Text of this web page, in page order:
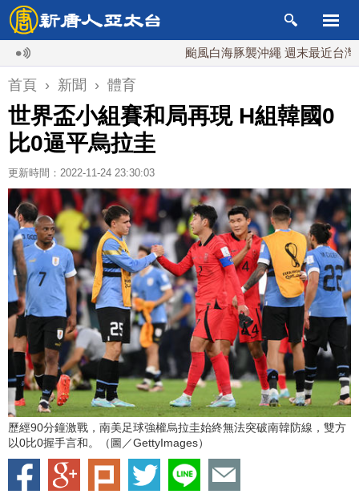
颱風白海豚襲沖繩 週末最近台灣 10日
首頁 › 新聞 › 體育
世界盃小組賽和局再現 H組韓國0
比0逼平烏拉圭
更新時間：2022-11-24 23:30:03
歷經90分鐘激戰，南美足球強權烏拉圭始終無法突破南韓防線，雙方
以0比0握手言和。（圖／GettyImages）